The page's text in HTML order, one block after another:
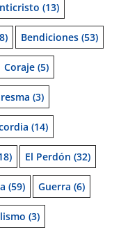
(13)
Bendiciones (53)
Coraje (5)
(3)
(14)
El Perdón (32)
(59) Guerra (6)
(3)